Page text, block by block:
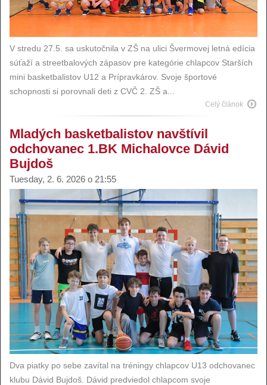
V stredu 27.5. sa uskutočnila v ZŠ na ulici Švermovej letná edícia
súťaží a streetbalových zápasov pre kategórie chlapcov Starších
mini basketbalistov U12 a Prípravkárov. Svoje športové
schopnosti si porovnali deti z CVČ 2. ZŠ a...
Celý článok
Mladých basketbalistov navštívil
odchovanec 1.BK Michalovce Dávid
Bujdoš
Tuesday, 2. 6. 2026 o 21:55
Dva piatky po sebe zavítal na tréningy chlapcov U13 odchovanec
klubu Dávid Bujdoš. Dávid predviedol chlapcom svoje